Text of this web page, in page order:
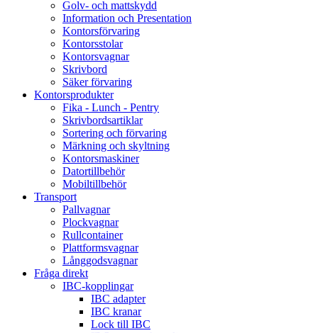
Golv- och mattskydd
Information och Presentation
Kontorsförvaring
Kontorsstolar
Kontorsvagnar
Skrivbord
Säker förvaring
Kontorsprodukter
Fika - Lunch - Pentry
Skrivbordsartiklar
Sortering och förvaring
Märkning och skyltning
Kontorsmaskiner
Datortillbehör
Mobiltillbehör
Transport
Pallvagnar
Plockvagnar
Rullcontainer
Plattformsvagnar
Långgodsvagnar
Fråga direkt
IBC-kopplingar
IBC adapter
IBC kranar
Lock till IBC